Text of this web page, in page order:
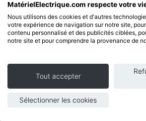
à prendre en compte lors de la
Type d'application : Certains gels
spécialement conçus pour des
un gel isolant adapté à votre projet.
Température de fonctionnement :
températures de fonctionnement du
MatérielElectrique.com respecte votre
Nous utilisons des cookies et d'autres
votre expérience de navigation sur notre site,
contenu personnalisé et des publicités ciblées,
notre site et pour comprendre la provenance de
Tout accepter
Sélectionner les cookies